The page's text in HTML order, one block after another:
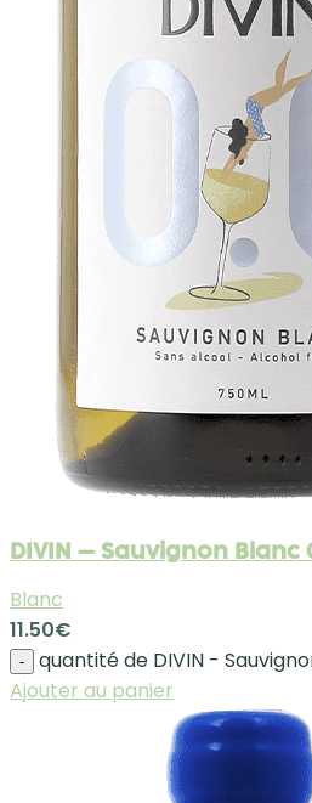
DIVIN – Sauvignon Blanc
Blanc
11.50€
- quantité de DIVIN -
Ajouter au panier